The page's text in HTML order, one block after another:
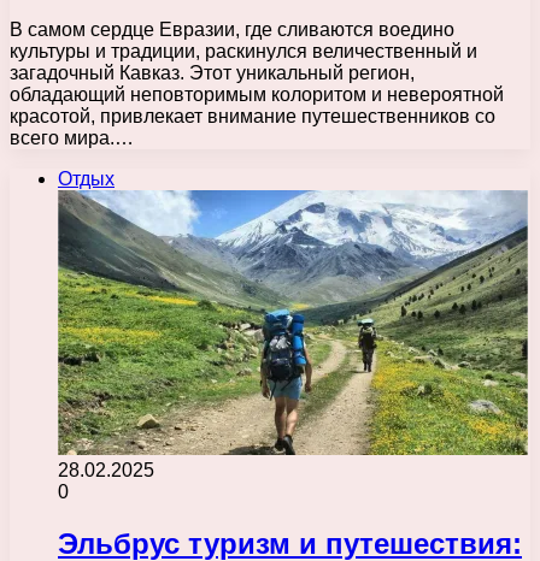
В самом сердце Евразии, где сливаются воедино
культуры и традиции, раскинулся величественный и
загадочный Кавказ. Этот уникальный регион,
обладающий неповторимым колоритом и невероятной
красотой, привлекает внимание путешественников со
всего мира.…
Отдых
28.02.2025
0
Эльбрус туризм и путешествия: